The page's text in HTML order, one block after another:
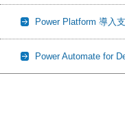
Power Platform 導入
Power Automate for